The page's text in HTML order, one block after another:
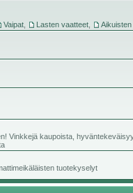
Vaipat Lasten vaatteet
Vinkkejä kaupoista,
tuotekyselyt